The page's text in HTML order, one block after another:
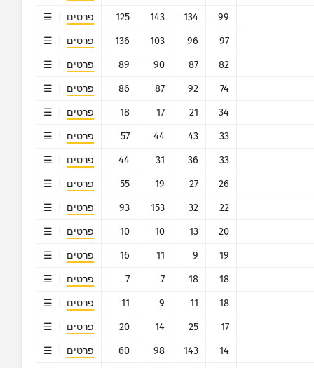
99
134
143
125
פרטים
97
96
103
136
פרטים
82
87
90
89
פרטים
74
92
87
86
פרטים
34
21
17
18
פרטים
33
43
44
57
פרטים
33
36
31
44
פרטים
26
27
19
55
פרטים
22
32
153
93
פרטים
20
13
10
10
פרטים
19
9
11
16
פרטים
18
18
7
7
פרטים
18
11
9
11
פרטים
17
25
14
20
פרטים
14
143
98
60
פרטים